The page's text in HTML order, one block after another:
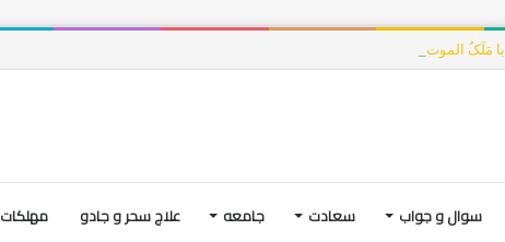
مَلَکُ الموت، و فتنه های آخرین لحظاتِ زندگی | بخش چهارم
سوال و جواب سعادت جامعه علاج سحر و جادو مهلکات